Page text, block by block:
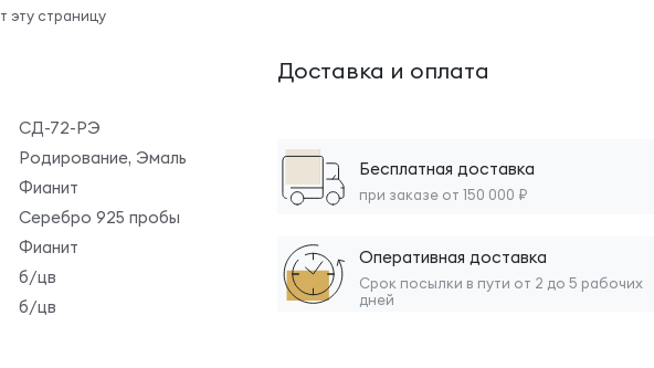
эту страницу
СД-72-РЭ
Родирование, Эмаль
Фианит
Серебро 925 пробы
Фианит
б/цв
б/цв
Доставка и оплата
Бесплатная доставка
при заказе от 150 000 ₽
Оперативная доставка
Срок посылки в пути от 2 до 5 рабочих
дней